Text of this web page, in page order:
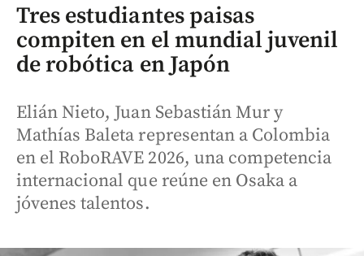
Tres estudiantes paisas
compiten en el mundial juvenil
de robótica en Japón
Elián Nieto, Juan Sebastián Mur y
Mathías Baleta representan a Colombia
en el RoboRAVE 2026, una competencia
internacional que reúne en Osaka a
jóvenes talentos.